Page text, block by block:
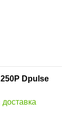
Dpulse